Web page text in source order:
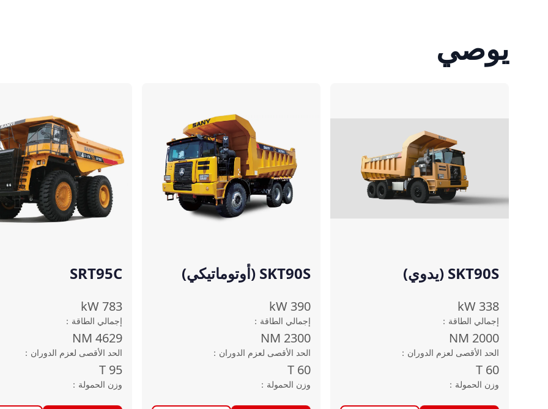
يوصي
SKT90S (يدوي)
338
kW
إجمالي الطاقة ：
2000
NM
الحد الأقصى لعزم الدوران ：
60
T
وزن الحمولة ：
SKT90S (أوتوماتيكي)
390
kW
إجمالي الطاقة ：
2300
NM
الحد الأقصى لعزم الدوران ：
60
T
وزن الحمولة ：
SRT95C
783
kW
إجمالي الطاقة ：
4629
NM
الحد الأقصى لعزم الدوران ：
95
T
وزن الحمولة ：